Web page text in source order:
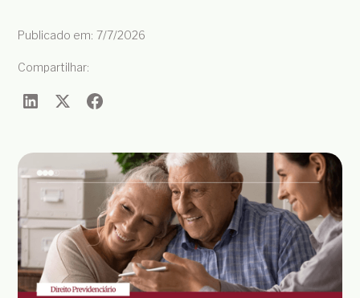
Publicado em: 7/7/2026
Compartilhar: